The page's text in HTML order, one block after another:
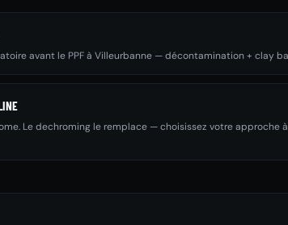
avant le PPF à Villeurbanne — décontamination + clay
Le dechroming le remplace — choisissez votre approche à